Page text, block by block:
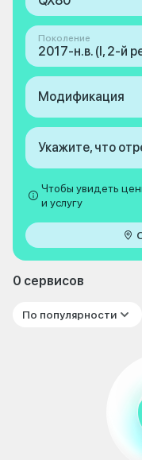
Поколение
2017-н.в. (I, 2-й
Модификация
Укажите, что
Чтобы увидеть
и услугу
0 сервисов
По популярности